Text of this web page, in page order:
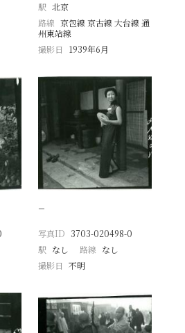
駅 北京
路線 京包線 京古線 大台線 通
州東站線
撮影日
1939年6月
−
写真ID 3703-020498-0
駅 なし 路線 なし
撮影日 不明